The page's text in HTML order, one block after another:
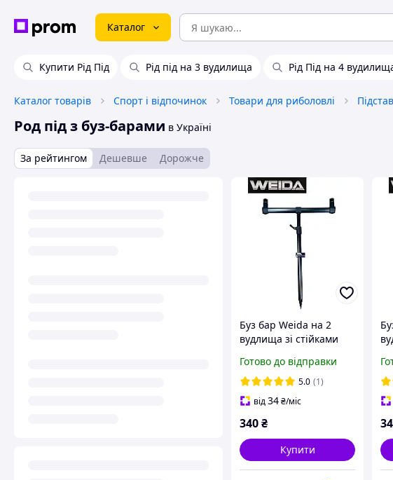
Каталог
Купити Рід Під Рід під на 3 вудилища Рід Під на 4
Каталог товарів Спорт і відпочинок Товари для риболовлі
Род під з буз-барами в Україні
За рейтингом Дешевше Дорожче
Буз бар Weida на 2
вудлищa зі стійками
Готово до відправки
5.0 (1)
від34₴/міс
340₴
Купити